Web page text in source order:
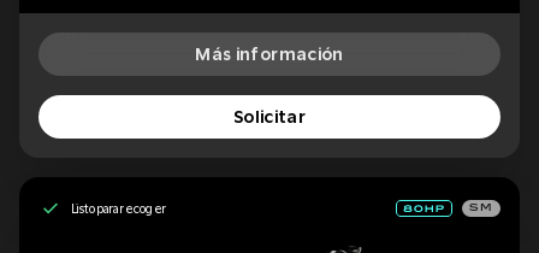
Más información
Solicitar
Listo para recoger SM